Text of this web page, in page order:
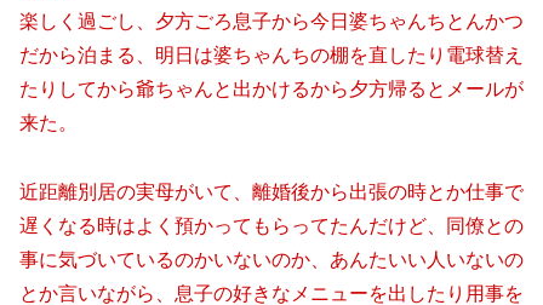
楽しく過ごし、夕方ごろ息子から今日婆ちゃんちとんかつ
だから泊まる、明日は婆ちゃんちの棚を直したり電球替え
たりしてから爺ちゃんと出かけるから夕方帰るとメールが
来た。
近距離別居の実母がいて、離婚後から出張の時とか仕事で
遅くなる時はよく預かってもらってたんだけど、同僚との
事に気づいているのかいないのか、あんたいい人いないの
とか言いながら、息子の好きなメニューを出したり用事を